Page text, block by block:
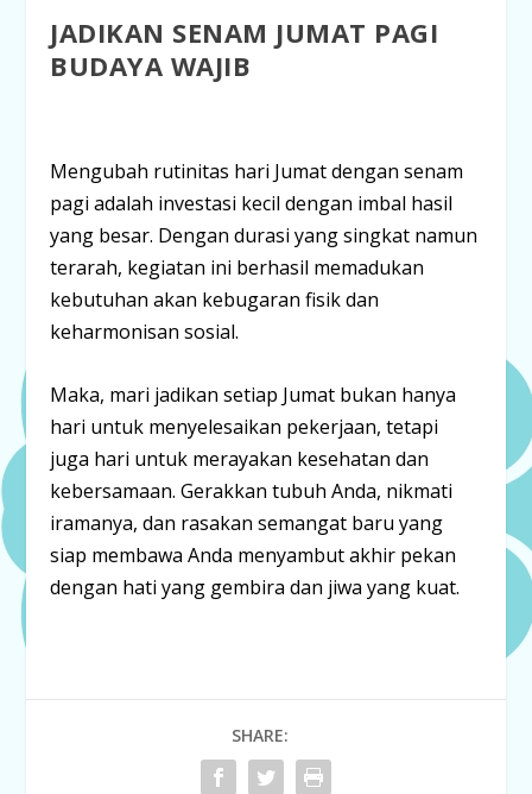
JADIKAN SENAM JUMAT PAGI
BUDAYA WAJIB
Mengubah rutinitas hari Jumat dengan senam
pagi adalah investasi kecil dengan imbal hasil
yang besar. Dengan durasi yang singkat namun
terarah, kegiatan ini berhasil memadukan
kebutuhan akan kebugaran fisik dan
keharmonisan sosial.
Maka, mari jadikan setiap Jumat bukan hanya
hari untuk menyelesaikan pekerjaan, tetapi
juga hari untuk merayakan kesehatan dan
kebersamaan. Gerakkan tubuh Anda, nikmati
iramanya, dan rasakan semangat baru yang
siap membawa Anda menyambut akhir pekan
dengan hati yang gembira dan jiwa yang kuat.
SHARE: